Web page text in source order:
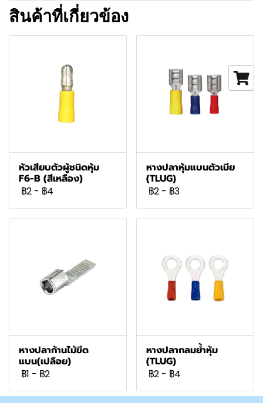
สินค้าที่เกี่ยวข้อง
หัวเสียบตัวผู้ชนิดหุ้ม
F6-B (สีเหลือง)
฿2 - ฿4
หางปลาหุ้มแบนตัวเมีย
(TLUG)
฿2 - ฿3
หางปลาก้านไม้ขีด
แบน(เปลือย)
฿1 - ฿2
หางปลากลมย้ำหุ้ม
(TLUG)
฿2 - ฿4